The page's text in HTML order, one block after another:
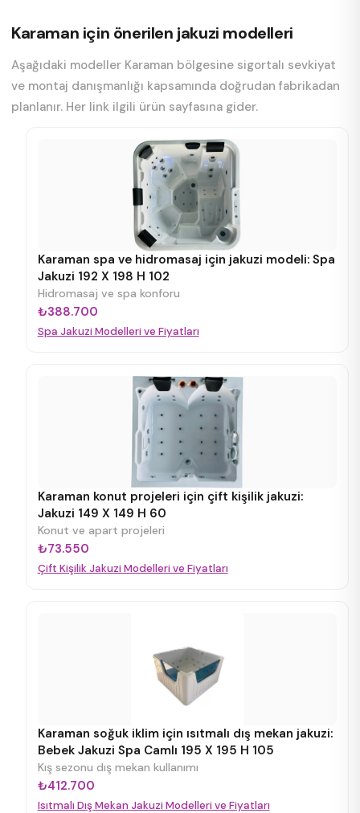
Karaman için önerilen jakuzi modelleri
Aşağıdaki modeller Karaman bölgesine sigortalı sevkiyat
ve montaj danışmanlığı kapsamında doğrudan fabrikadan
planlanır. Her link ilgili ürün sayfasına gider.
Karaman spa ve hidromasaj için jakuzi modeli: Spa
Jakuzi 192 X 198 H 102
Hidromasaj ve spa konforu
₺388.700
Spa Jakuzi Modelleri ve Fiyatları
Karaman konut projeleri için çift kişilik jakuzi:
Jakuzi 149 X 149 H 60
Konut ve apart projeleri
₺73.550
Çift Kişilik Jakuzi Modelleri ve Fiyatları
Karaman soğuk iklim için ısıtmalı dış mekan jakuzi:
Bebek Jakuzi Spa Camlı 195 X 195 H 105
Kış sezonu dış mekan kullanımı
₺412.700
Isıtmalı Dış Mekan Jakuzi Modelleri ve Fiyatları